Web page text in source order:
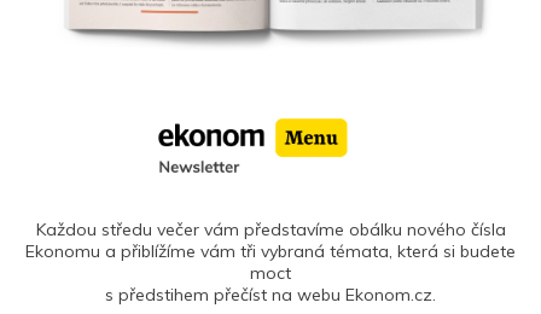
Každou středu večer vám představíme obálku nového čísla
Ekonomu a přiblížíme vám tři vybraná témata, která si budete
moct
s předstihem přečíst na webu Ekonom.cz.